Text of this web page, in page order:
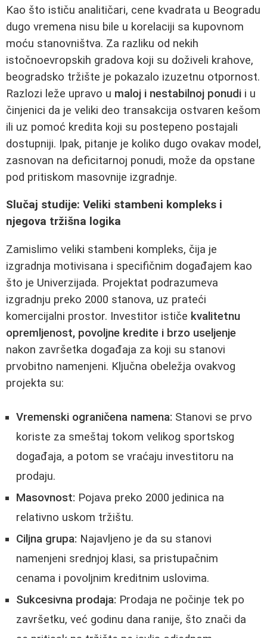
Kao što ističu analitičari, cene kvadrata u Beogradu
dugo vremena nisu bile u korelaciji sa kupovnom
moću stanovništva. Za razliku od nekih
istočnoevropskih gradova koji su doživeli krahove,
beogradsko tržište je pokazalo izuzetnu otpornost.
Razlozi leže upravo u maloj i nestabilnoj ponudi i u
činjenici da je veliki deo transakcija ostvaren kešom
ili uz pomoć kredita koji su postepeno postajali
dostupniji. Ipak, pitanje je koliko dugo ovakav model,
zasnovan na deficitarnoj ponudi, može da opstane
pod pritiskom masovnije izgradnje.
Slučaj studije: Veliki stambeni kompleks i
njegova tržišna logika
Zamislimo veliki stambeni kompleks, čija je
izgradnja motivisana i specifičnim događajem kao
što je Univerzijada. Projektat podrazumeva
izgradnju preko 2000 stanova, uz prateći
komercijalni prostor. Investitor ističe kvalitetnu
opremljenost, povoljne kredite i brzo useljenje
nakon završetka događaja za koji su stanovi
prvobitno namenjeni. Ključna obeležja ovakvog
projekta su:
Vremenski ograničena namena: Stanovi se prvo
koriste za smeštaj tokom velikog sportskog
događaja, a potom se vraćaju investitoru na
prodaju.
Masovnost: Pojava preko 2000 jedinica na
relativno uskom tržištu.
Ciljna grupa: Najavljeno je da su stanovi
namenjeni srednjoj klasi, sa pristupačnim
cenama i povoljnim kreditnim uslovima.
Sukcesivna prodaja: Prodaja ne počinje tek po
završetku, već godinu dana ranije, što znači da